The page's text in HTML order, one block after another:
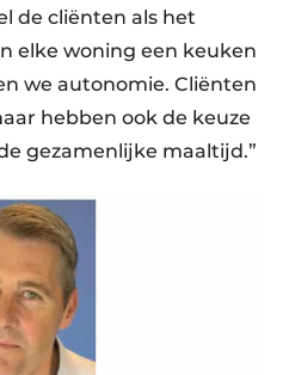
de cliënten als het
elke woning een keuken
we autonomie. Cliënten
hebben ook de keuze
gezamenlijke maaltijd.”